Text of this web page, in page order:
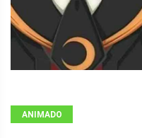
ANIMADO